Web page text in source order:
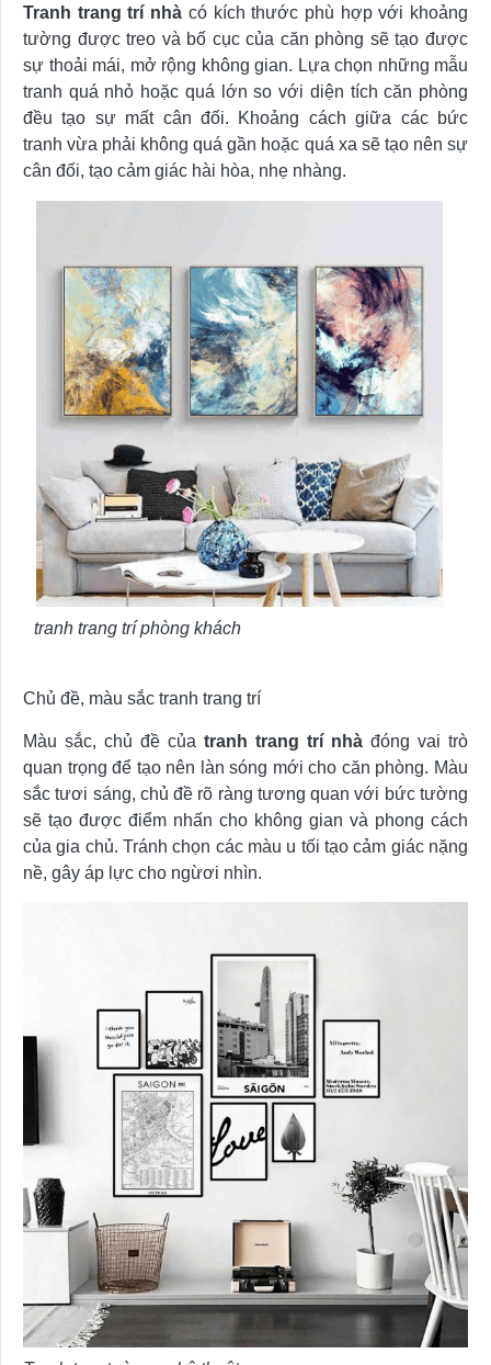
Tranh trang trí nhà có kích thước phù hợp với khoảng
tường được treo và bố cục của căn phòng sẽ tạo được
sự thoải mái, mở rộng không gian. Lựa chọn những mẫu
tranh quá nhỏ hoặc quá lớn so với diện tích căn phòng
đều tạo sự mất cân đối. Khoảng cách giữa các bức
tranh vừa phải không quá gần hoặc quá xa sẽ tạo nên sự
cân đối, tạo cảm giác hài hòa, nhẹ nhàng.
tranh trang trí phòng khách
Chủ đề, màu sắc tranh trang trí
Màu sắc, chủ đề của tranh trang trí nhà đóng vai trò
quan trọng để tạo nên làn sóng mới cho căn phòng. Màu
sắc tươi sáng, chủ đề rõ ràng tương quan với bức tường
sẽ tạo được điểm nhấn cho không gian và phong cách
của gia chủ. Tránh chọn các màu u tối tạo cảm giác nặng
nề, gây áp lực cho ngừơi nhìn.